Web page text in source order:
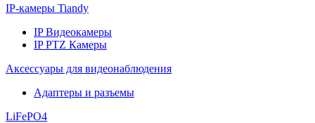
IP-камеры Tiandy
IP Видеокамеры
IP PTZ Камеры
Аксессуары для видеонаблюдения
Адаптеры и разъемы
LiFePO4